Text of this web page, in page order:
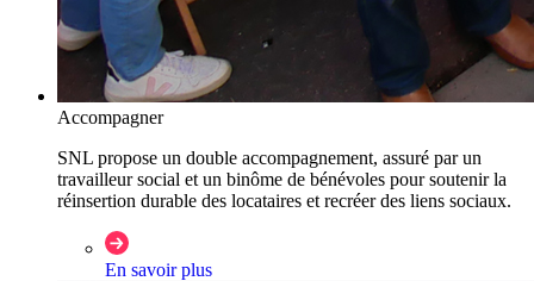
Accompagner
SNL propose un double accompagnement, assuré par un
travailleur social et un binôme de bénévoles pour soutenir la
réinsertion durable des locataires et recréer des liens sociaux.
En savoir plus